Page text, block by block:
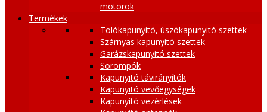
motorok
Termékek
Tolókapunyitó, úszókapunyitó szettek
Szárnyas kapunyitó szettek
Garázskapunyitó szettek
Sorompók
Kapunyitó távirányítók
Kapunyitó vevőegységek
Kapunyitó vezérlések